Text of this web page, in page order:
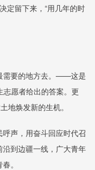
定留下来，“用几年的时
需要的地方去。——这是
愿者给出的答案。更
地焕发新的生机。
声，用奋斗回应时代召
到边疆一线，广大青年
。